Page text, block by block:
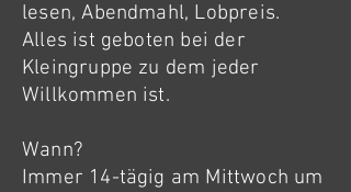
lesen, Abendmahl, Lobpreis.
Alles ist geboten bei der
Kleingruppe zu dem jeder
Willkommen ist.
Wann?
Immer 14-tägig am Mittwoch um